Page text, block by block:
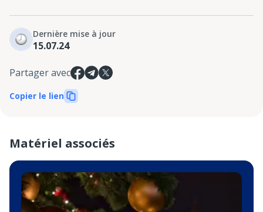
Dernière mise à jour
15.07.24
Partager avec
Copier le lien
Matériel associés